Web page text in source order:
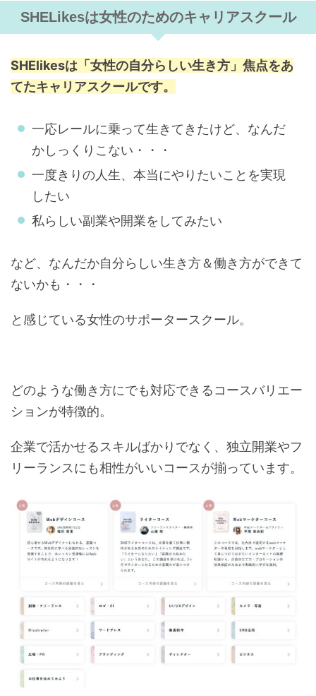
SHELikesは女性のためのキャリアスクール
SHElikesは「女性の自分らしい生き方」焦点をあ
てたキャリアスクールです。
一応レールに乗って生きてきたけど、なんだ
かしっくりこない・・・
一度きりの人生、本当にやりたいことを実現
したい
私らしい副業や開業をしてみたい
など、なんだか自分らしい生き方＆働き方ができて
ないかも・・・
と感じている女性のサポータースクール。
どのような働き方にでも対応できるコースバリエー
ションが特徴的。
企業で活かせるスキルばかりでなく、独立開業やフ
リーランスにも相性がいいコースが揃っています。